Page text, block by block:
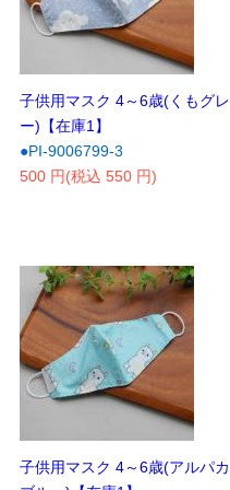
子供用マスク 4～6歳(くもグレ
ー)【在庫1】
●PI-9006799-3
500 円(税込 550 円)
子供用マスク 4～6歳(アルパカ